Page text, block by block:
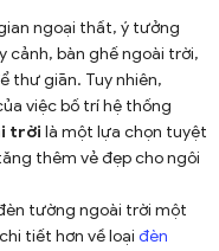
ngoại thất, ý tưởng
cảnh, bàn ghế ngoài trời,
thư giãn. Tuy nhiên,
việc bố trí hệ thống
trời là một lựa chọn tuyệt
thêm vẻ đẹp cho ngôi
tường ngoài trời một
tiết hơn về loại đèn